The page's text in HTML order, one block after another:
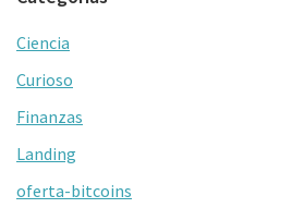
Ciencia
Curioso
Finanzas
Landing
oferta-bitcoins